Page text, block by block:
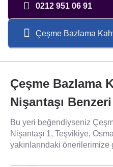
0212 951 06 91
Çeşme Bazlama
Çeşme Bazlama
Nişantaşı
Bu yeri beğendiyseniz
Nişantaşı 1, Teşvikiye,
yakınlarındaki önerilerimize